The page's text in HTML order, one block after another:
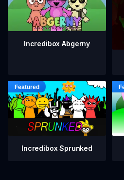
Incredibox Abgerny
Incredibox Sprunked